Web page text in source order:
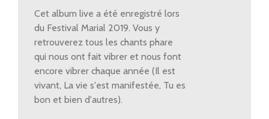
Cet album live a été enregistré lors
du Festival Marial 2019. Vous y
retrouverez tous les chants phare
qui nous ont fait vibrer et nous font
encore vibrer chaque année (Il est
vivant, La vie s'est manifestée, Tu es
bon et bien d'autres).